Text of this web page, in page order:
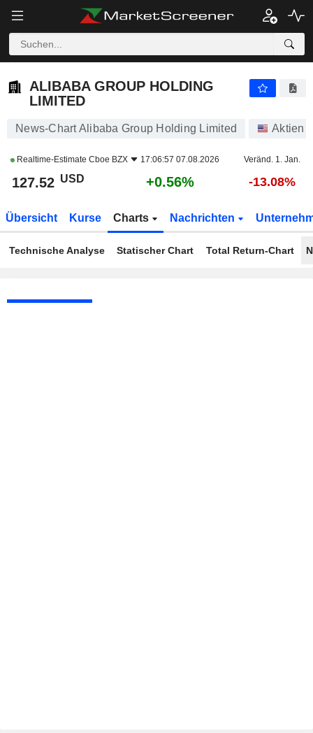
ALIBABA GROUP HOLDING
LIMITED
News-Chart Alibaba Group Holding Limited Aktien
Realtime-Estimate Cboe BZX 17:06:57 07.08.2026 Veränd. 1. Jan.
127.52 USD +0.56% -13.08%
Übersicht Kurse Charts Nachrichten
Technische Analyse Statischer Chart Total Return-Chart